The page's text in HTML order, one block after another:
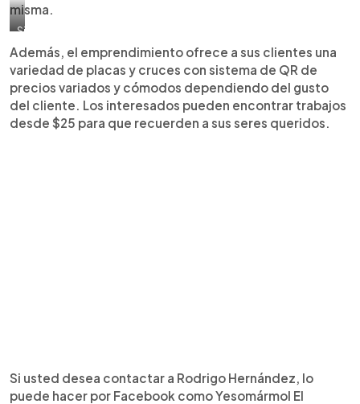
misma.
Si
desea
contactar
Rodrigo
Hernández
lo
Además, el emprendimiento ofrece a sus clientes una
variedad de placas y cruces con sistema de QR de
precios variados y cómodos dependiendo del gusto
del cliente. Los interesados pueden encontrar trabajos
desde $25 para que recuerden a sus seres queridos.
Si usted desea contactar a Rodrigo Hernández, lo
puede hacer por Facebook como Yesomármol El